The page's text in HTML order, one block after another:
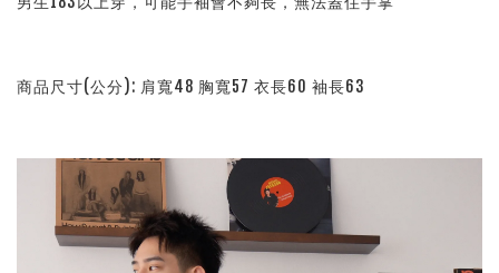
商品尺寸(公分): 肩寬48 胸寬57 衣長60 袖長63